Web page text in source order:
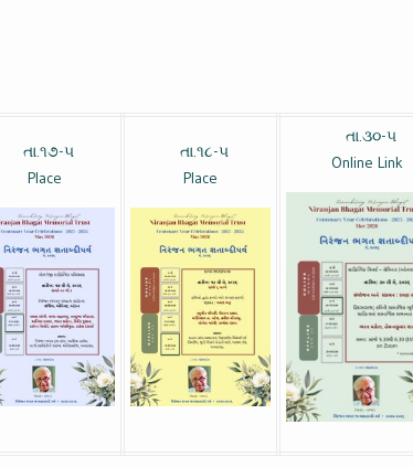
તા.૧૭-૫
Place
તા.૧૮-૫
Place
તા.૩૦-૫
Online Link